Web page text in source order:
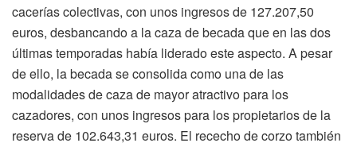
cacerías colectivas, con unos ingresos de 127.207,50
euros, desbancando a la caza de becada que en las dos
últimas temporadas había liderado este aspecto. A pesar
de ello, la becada se consolida como una de las
modalidades de caza de mayor atractivo para los
cazadores, con unos ingresos para los propietarios de la
reserva de 102.643,31 euros. El rececho de corzo también